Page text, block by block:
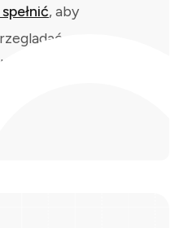
, aby